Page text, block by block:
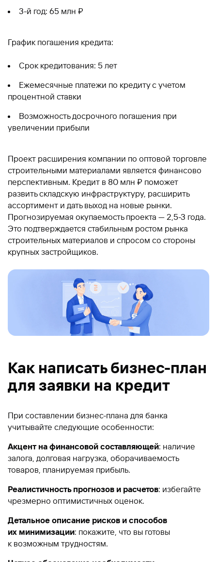
3-й год: 65 млн ₽
График погашения кредита:
Срок кредитования: 5 лет
Ежемесячные платежи по кредиту с учетом
процентной ставки
Возможность досрочного погашения при
увеличении прибыли
Проект расширения компании по оптовой торговле
строительными материалами является финансово
перспективным. Кредит в 80 млн ₽ поможет
развить складскую инфраструктуру, расширить
ассортимент и дать выход на новые рынки.
Прогнозируемая окупаемость проекта — 2,5-3 года.
Это подтверждается стабильным ростом рынка
строительных материалов и спросом со стороны
крупных застройщиков.
Как написать бизнес-план
для заявки на кредит
При составлении бизнес-плана для банка
учитывайте следующие особенности:
Акцент на финансовой составляющей: наличие
залога, долговая нагрузка, оборачиваемость
товаров, планируемая прибыль.
Реалистичность прогнозов и расчетов: избегайте
чрезмерно оптимистичных оценок.
Детальное описание рисков и способов
их минимизации: покажите, что вы готовы
к возможным трудностям.